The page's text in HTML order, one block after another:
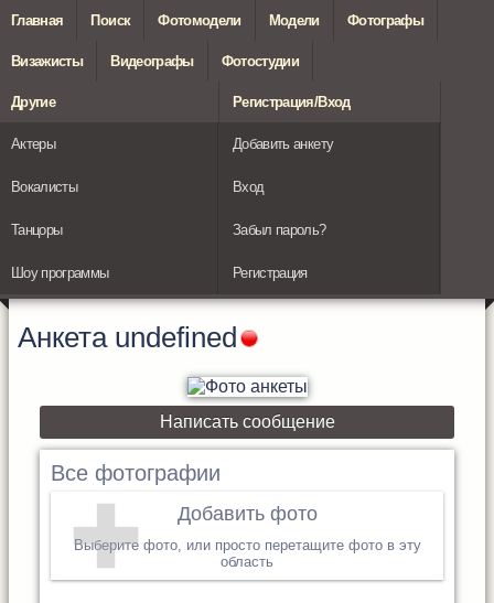
Главная Поиск Фотомодели Модели Фотографы
Визажисты Видеографы Фотостудии
Другие
Актеры
Вокалисты
Танцоры
Шоу программы
Регистрация/Вход
Добавить анкету
Вход
Забыл пароль?
Регистрация
Анкета undefined
Написать сообщение
Все фотографии
Добавить фото
Выберите фото, или просто перетащите фото в эту
область